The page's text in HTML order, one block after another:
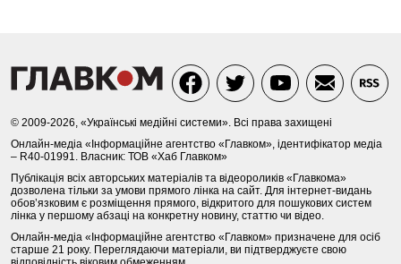
© 2009-2026, «Українські медійні системи». Всі права захищені
Онлайн-медіа «Інформаційне агентство «Главком», ідентифікатор медіа
– R40-01991. Власник: ТОВ «Хаб Главком»
Публікація всіх авторських матеріалів та відеороликів «Главкома»
дозволена тільки за умови прямого лінка на сайт. Для інтернет-видань
обов’язковим є розміщення прямого, відкритого для пошукових систем
лінка у першому абзаці на конкретну новину, статтю чи відео.
Онлайн-медіа «Інформаційне агентство «Главком» призначене для осіб
старше 21 року. Переглядаючи матеріали, ви підтверджуєте свою